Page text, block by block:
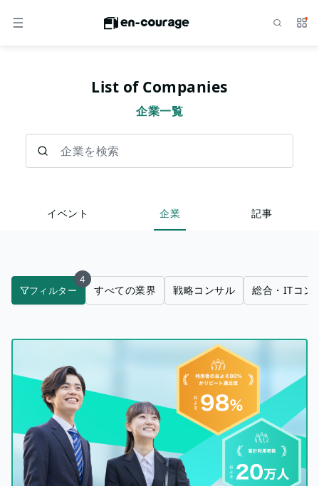
メニュー サ
List of Companies
企業一覧
イベント 企業 記事
フィルター
4
すべての業界 戦略コンサル 総合・ITコン